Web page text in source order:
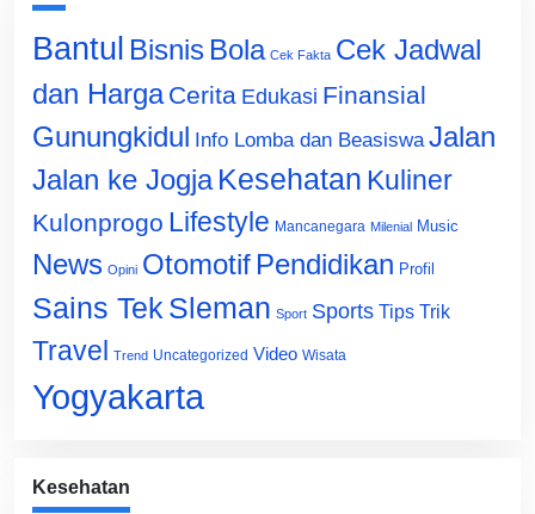
Bantul Bisnis Bola Cek Fakta Cek Jadwal
dan Harga Cerita Edukasi Finansial
Gunungkidul Info Lomba dan Beasiswa Jalan
Jalan ke Jogja Kesehatan Kuliner
Kulonprogo Lifestyle Mancanegara Milenial Music
News Opini Otomotif Pendidikan Profil
Sains Tek Sleman Sport Sports Tips Trik
Travel Trend Uncategorized Video Wisata
Yogyakarta
Kesehatan